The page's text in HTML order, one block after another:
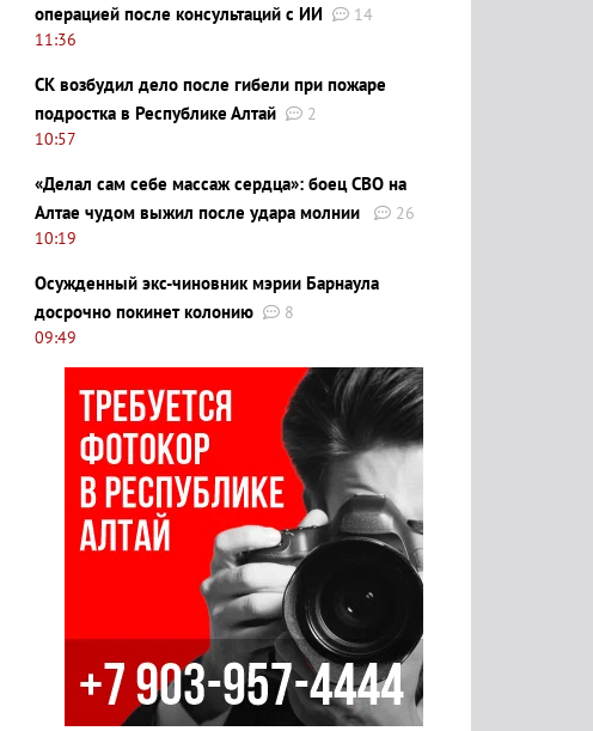
операцией после консультаций с ИИ
14
11:36
СК возбудил дело после гибели при пожаре
подростка в Республике Алтай
2
10:57
«Делал сам себе массаж сердца»: боец СВО на
Алтае чудом выжил после удара молнии
26
10:19
Осужденный экс-чиновник мэрии Барнаула
досрочно покинет колонию
8
09:49